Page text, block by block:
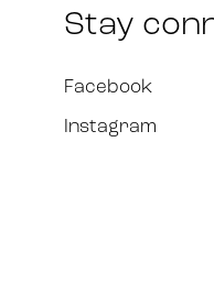
Stay
Facebook
Instagram